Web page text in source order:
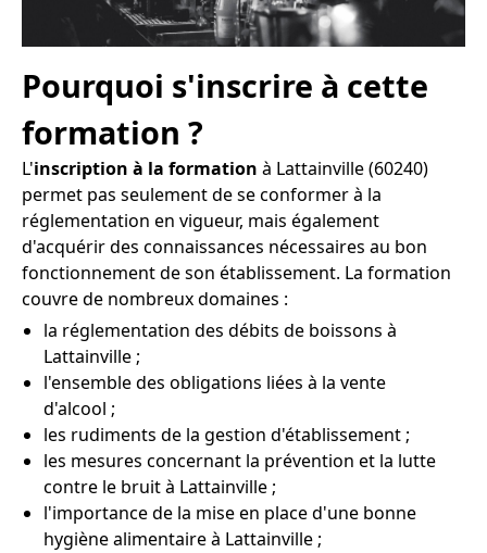
Pourquoi s'inscrire à cette
formation ?
L'inscription à la formation à Lattainville (60240)
permet pas seulement de se conformer à la
réglementation en vigueur, mais également
d'acquérir des connaissances nécessaires au bon
fonctionnement de son établissement. La formation
couvre de nombreux domaines :
la réglementation des débits de boissons à
Lattainville ;
l'ensemble des obligations liées à la vente
d'alcool ;
les rudiments de la gestion d'établissement ;
les mesures concernant la prévention et la lutte
contre le bruit à Lattainville ;
l'importance de la mise en place d'une bonne
hygiène alimentaire à Lattainville ;